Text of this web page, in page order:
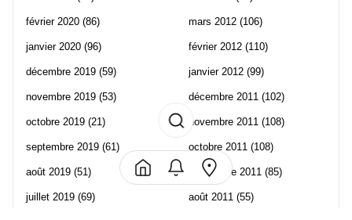
février 2020 (86)
janvier 2020 (96)
décembre 2019 (59)
novembre 2019 (53)
octobre 2019 (21)
septembre 2019 (61)
août 2019 (51)
juillet 2019 (69)
mars 2012 (106)
février 2012 (110)
janvier 2012 (99)
décembre 2011 (102)
novembre 2011 (108)
octobre 2011 (108)
septembre 2011 (85)
août 2011 (55)